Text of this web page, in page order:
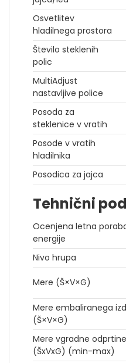
Osvetlitev
hladilnega prostora
Število steklenih
polic
MultiAdjust
nastavljive police
Posoda za
steklenice v vratih
Posode v vratih
hladilnika
Posodica za jajca
Tehnični
Ocenjena letna
energije
Nivo hrupa
Mere (Š×V×G)
Mere embaliranega
(Š×V×G)
Mere vgradne odprtine
(ŠxVxG) (min-max)